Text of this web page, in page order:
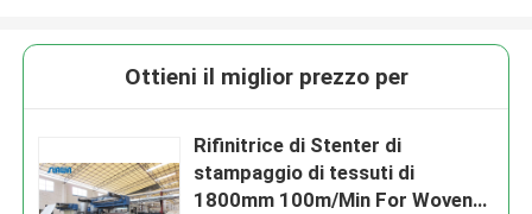
Ottieni il miglior prezzo per
Rifinitrice di Stenter di
stampaggio di tessuti di
1800mm 100m/Min For Woven